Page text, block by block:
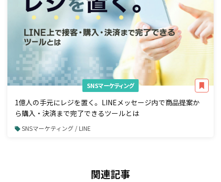
SNSマーケティング
1億人の手元にレジを置く。LINEメッセージ内で商品提案か
ら購入・決済まで完了できるツールとは
SNSマーケティング / LINE
関連記事